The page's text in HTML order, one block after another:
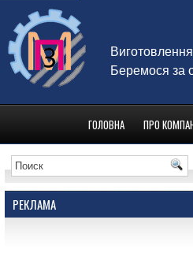
Беремося за
ГОЛОВНА ПРО
РЕКЛАМА